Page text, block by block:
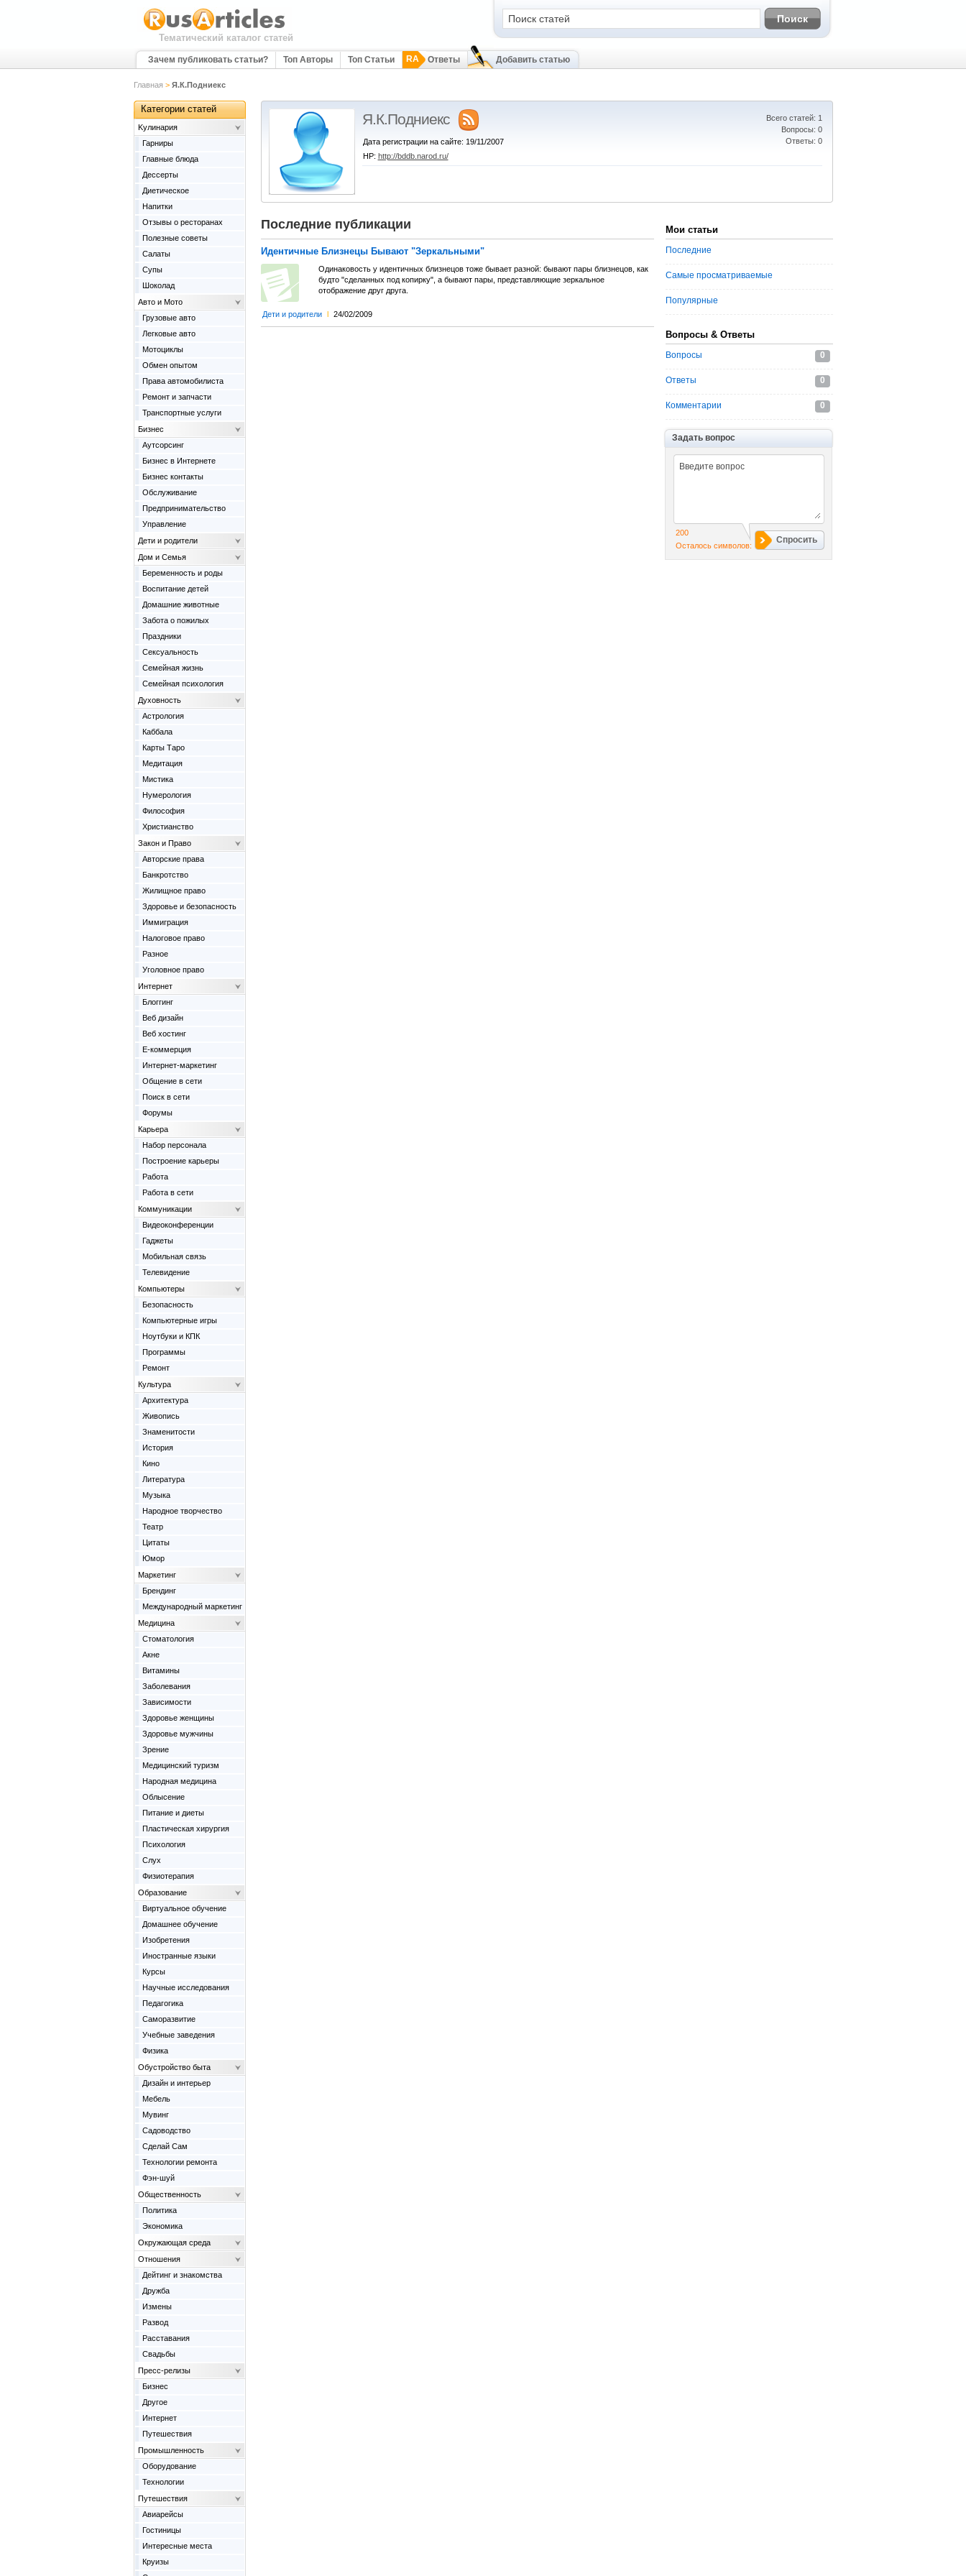
Тематический каталог статей
Зачем публиковать статьи? Топ Авторы Топ Статьи RA Ответы Добавить статью
Главная > Я.К.Подниекс
Я.К.Подниекс
Всего статей: 1
Вопросы: 0
Ответы: 0
Дата регистрации на сайте: 19/11/2007
HP: http://bddb.narod.ru/
Последние публикации
Идентичные Близнецы Бывают "Зеркальными"
Одинаковость у идентичных близнецов тоже бывает разной: бывают пары близнецов, как
будто "сделанных под копирку", а бывают пары, представляющие зеркальное
отображение друг друга.
Дети и родители l 24/02/2009
Мои статьи
Последние
Самые просматриваемые
Популярные
Вопросы & Ответы
Вопросы 0
Ответы 0
Комментарии 0
Задать вопрос
Спросить
200
Осталось символов:
Категории статей
Kулинария
Гарниры
Главные блюда
Дессерты
Диетическое
Напитки
Отзывы о ресторанах
Полезные советы
Салаты
Супы
Шоколад
Авто и Мото
Грузовые авто
Легковые авто
Мотоциклы
Обмен опытом
Права автомобилиста
Ремонт и запчасти
Транспортные услуги
Бизнес
Аутсорсинг
Бизнес в Интернете
Бизнес контакты
Обслуживание
Предпринимательство
Управление
Дети и родители
Дом и Семья
Беременность и роды
Воспитание детей
Домашние животные
Забота о пожилых
Праздники
Сексуальность
Семейная жизнь
Семейная психология
Духовность
Астрология
Каббала
Карты Таро
Медитация
Мистика
Нумерология
Философия
Христианство
Закон и Право
Авторские права
Банкротство
Жилищное право
Здоровье и безопасность
Иммиграция
Налоговое право
Разное
Уголовное право
Интернет
Блоггинг
Веб дизайн
Веб хостинг
Е-коммерция
Интернет-маркетинг
Общение в сети
Поиск в сети
Форумы
Карьера
Набор персонала
Построение карьеры
Работа
Работа в сети
Коммуникации
Видеоконференции
Гаджеты
Мобильная связь
Телевидение
Компьютеры
Безопасность
Компьютерные игры
Ноутбуки и КПК
Программы
Ремонт
Культура
Архитектура
Живопись
Знаменитости
История
Кино
Литература
Музыка
Народное творчество
Театр
Цитаты
Юмор
Маркетинг
Брендинг
Международный маркетинг
Медицина
Cтоматология
Акне
Витамины
Заболевания
Зависимости
Здоровье женщины
Здоровье мужчины
Зрение
Медицинский туризм
Народная медицина
Облысение
Питание и диеты
Пластическая хирургия
Психология
Слух
Физиотерапия
Образование
Виртуальное обучение
Домашнее обучение
Изобретения
Иностранные языки
Курсы
Научные исследования
Педагогика
Саморазвитие
Учебные заведения
Физика
Обустройство быта
Дизайн и интерьер
Мебель
Мувинг
Садоводство
Сделай Сам
Технологии ремонта
Фэн-шуй
Общественность
Политика
Экономика
Окружающая среда
Отношения
Дейтинг и знакомства
Дружба
Измены
Развод
Расставания
Свадьбы
Пресс-релизы
Бизнес
Другое
Интернет
Путешествия
Промышленность
Оборудование
Технологии
Путешествия
Авиарейсы
Гостиницы
Интересные места
Круизы